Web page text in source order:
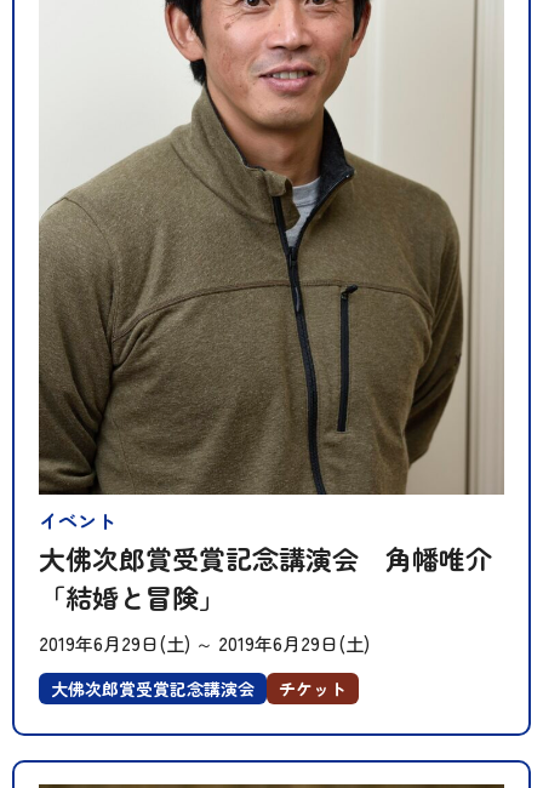
大佛次郎賞受賞記念講演会 角幡唯介
「結婚と冒険」
イベント
2019年6月29日(土) ～ 2019年6月29日(土)
大佛次郎賞受賞記念講演会 チケット